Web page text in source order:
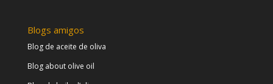
Blogs amigos
Blog de aceite de oliva
Blog about olive oil